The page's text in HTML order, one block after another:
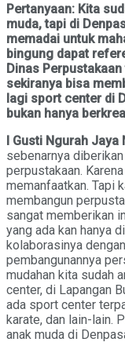
Pertanyaan: Kita
muda, tapi di
memadai untuk
bingung dapat
Dinas
sekiranya bisa
lagi sport center di
bukan hanya
I Gusti Ngurah Jaya
sebenarnya
perpustakaan.
memanfaatkan. Tapi
membangun
sangat memberikan
yang ada kan hanya
kolaborasinya
pembangunannya
mudahan kita sudah
center, di Lapangan
ada sport center
karate, dan lain-lain.
anak muda di